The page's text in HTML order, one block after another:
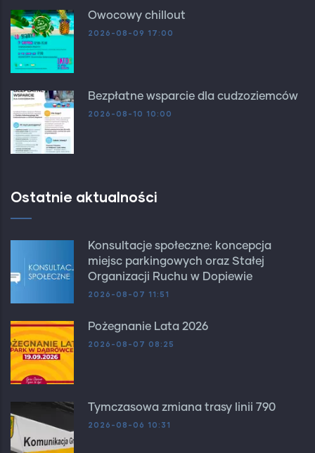
Owocowy chillout
2026-08-09 17:00
Bezpłatne wsparcie dla cudzoziemców
2026-08-10 10:00
Ostatnie aktualności
Konsultacje społeczne: koncepcja
miejsc parkingowych oraz Stałej
Organizacji Ruchu w Dopiewie
2026-08-07 11:51
Pożegnanie Lata 2026
2026-08-07 08:25
Tymczasowa zmiana trasy linii 790
2026-08-06 10:31